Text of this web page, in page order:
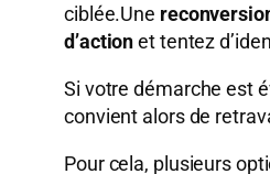
ciblée.Une
d’actionet tentez
Si votre démarche est
convient alors de
Pour cela, plusieurs